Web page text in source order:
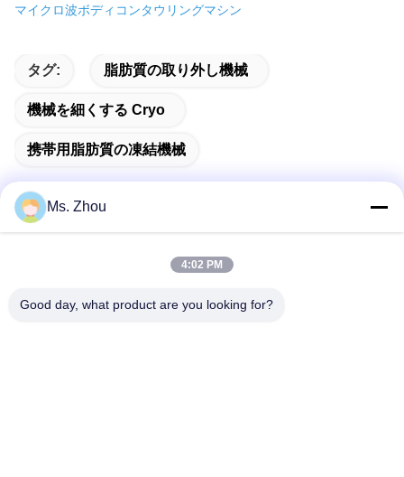
マイクロ波ボディコンタウリングマシン
タグ: 脂肪質の取り外し機械
機械を細くする Cryo
携帯用脂肪質の凍結機械
住所
Ms. Zhou
4:02 PM
Good day, what product are you looking for?